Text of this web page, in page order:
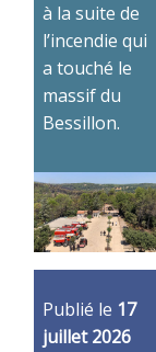
à la suite de
l’incendie qui
a touché le
massif du
Bessillon.
Publié le 17
juillet 2026